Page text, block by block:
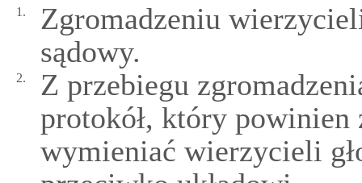
1.
Zgromadzeniu
sądowy.
2.
Z przebiegu
protokół, który powinien
wymieniać wierzycieli